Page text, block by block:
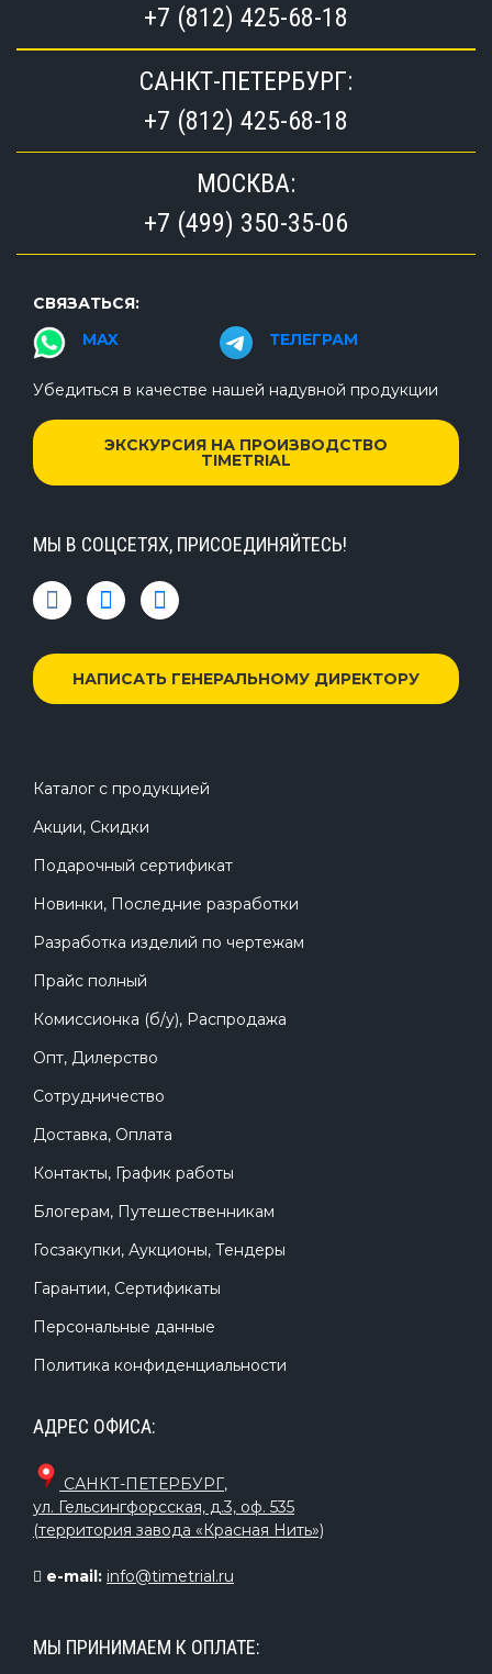
+7 (812) 425-68-18
САНКТ-ПЕТЕРБУРГ:
+7 (812) 425-68-18
МОСКВА:
+7 (499) 350-35-06
СВЯЗАТЬСЯ:
MAX
ТЕЛЕГРАМ
Убедиться в качестве нашей надувной продукции
ЭКСКУРСИЯ НА ПРОИЗВОДСТВО
TIMETRIAL
МЫ В СОЦСЕТЯХ, ПРИСОЕДИНЯЙТЕСЬ!
НАПИСАТЬ ГЕНЕРАЛЬНОМУ ДИРЕКТОРУ
Каталог с продукцией
Акции, Скидки
Подарочный сертификат
Новинки, Последние разработки
Разработка изделий по чертежам
Прайс полный
Комиссионка (б/у), Распродажа
Опт, Дилерство
Сотрудничество
Доставка, Оплата
Контакты, График работы
Блогерам, Путешественникам
Госзакупки, Аукционы, Тендеры
Гарантии, Сертификаты
Персональные данные
Политика конфиденциальности
АДРЕС ОФИСА:
САНКТ-ПЕТЕРБУРГ,
ул. Гельсингфорсская, д.3, оф. 535
(территория завода «Красная Нить»)
e-mail: info@timetrial.ru
МЫ ПРИНИМАЕМ К ОПЛАТЕ: